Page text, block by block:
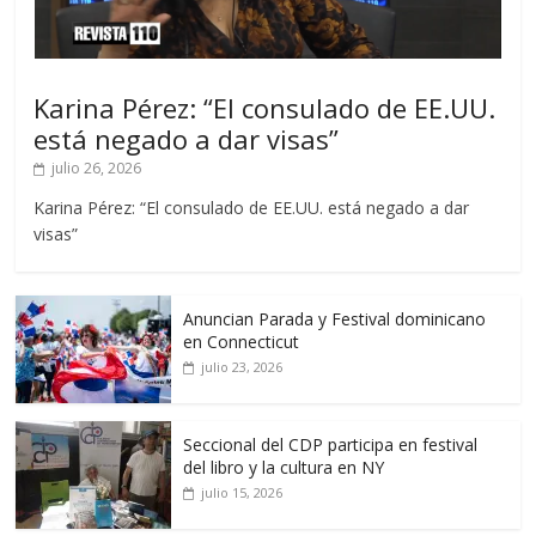
Karina Pérez: “El consulado de EE.UU.
está negado a dar visas”
julio 26, 2026
Karina Pérez: “El consulado de EE.UU. está negado a dar
visas”
Anuncian Parada y Festival dominicano
en Connecticut
julio 23, 2026
Seccional del CDP participa en festival
del libro y la cultura en NY
julio 15, 2026